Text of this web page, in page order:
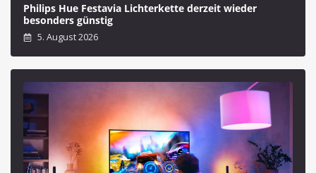
Philips Hue Festavia Lichterkette derzeit wieder
besonders günstig
5. August 2026